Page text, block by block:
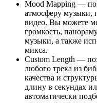
Mood Mapping —
атмосферу музыки,
видео. Вы можете
громкость,
музыки, а также
микса.
Custom Length —
любого трека из
качества и
длину в секундах
автоматически